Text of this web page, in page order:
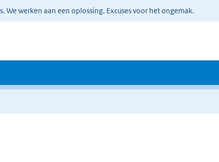
werken aan een oplossing. Excuses voor het ongemak.